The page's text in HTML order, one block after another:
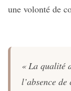
une volonté de
« La qualité
l’absence